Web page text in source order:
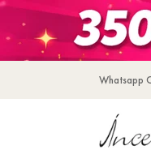
Whatsapp